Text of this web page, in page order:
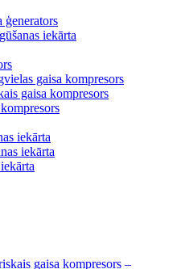
ģenerators
iekārta
gaisa kompresors
gaisa kompresors
iekārta
iekārta